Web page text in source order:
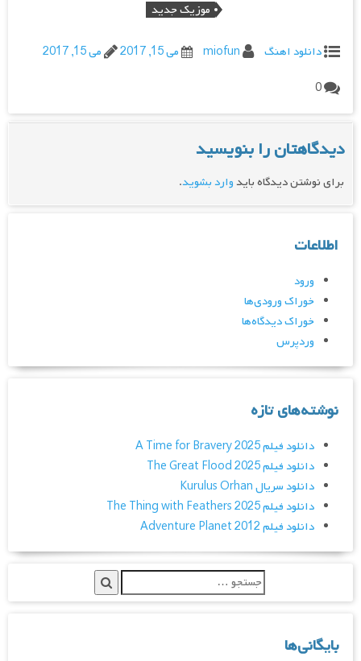
موزیک جدید
دانلود اهنگ miofun می 15, 2017
می 15, 2017
0
دیدگاهتان را بنویسید
برای نوشتن دیدگاه بایدوارد بشوید.
اطلاعات
ورود
خوراک ورودی‌ها
خوراک دیدگاه‌ها
وردپرس
نوشته‌های تازه
دانلود فیلم A Time for Bravery 2025
دانلود فیلم The Great Flood 2025
دانلود سریال Kurulus Orhan
دانلود فیلم The Thing with Feathers 2025
دانلود فیلم Adventure Planet 2012
بایگانی‌ها